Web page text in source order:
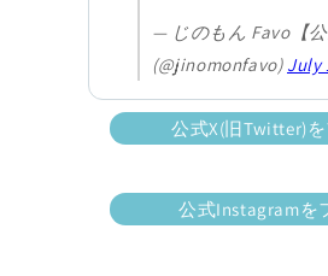
— じのもん Favo【公
(@jinomonfavo) July
公式X(旧Twitter)
公式Instagramを